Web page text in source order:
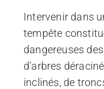
Intervenir dans
tempête
dangereuses
d'arbres
inclinés, de